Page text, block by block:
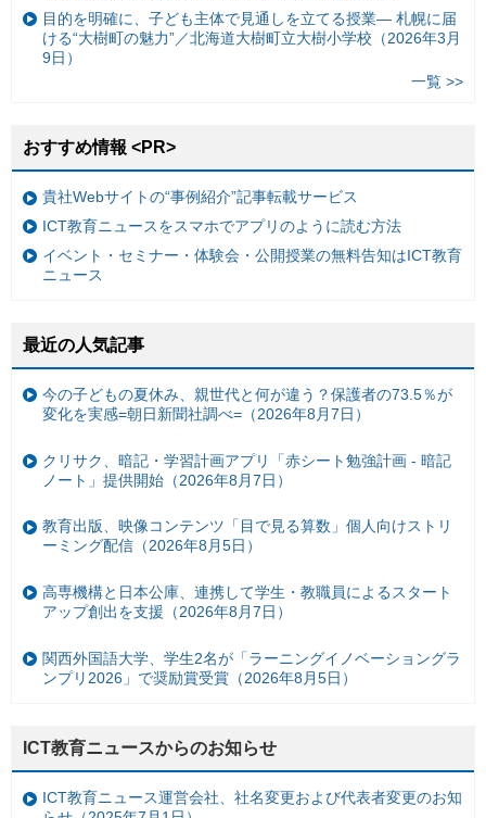
目的を明確に、子ども主体で見通しを立てる授業— 札幌に届
ける“大樹町の魅力”／北海道大樹町立大樹小学校（2026年3月
9日）
一覧 >>
おすすめ情報 <PR>
貴社Webサイトの“事例紹介”記事転載サービス
ICT教育ニュースをスマホでアプリのように読む方法
イベント・セミナー・体験会・公開授業の無料告知はICT教育
ニュース
最近の人気記事
今の子どもの夏休み、親世代と何が違う？保護者の73.5％が
変化を実感=朝日新聞社調べ=（2026年8月7日）
クリサク、暗記・学習計画アプリ「赤シート勉強計画 - 暗記
ノート」提供開始（2026年8月7日）
教育出版、映像コンテンツ「目で見る算数」個人向けストリ
ーミング配信（2026年8月5日）
高専機構と日本公庫、連携して学生・教職員によるスタート
アップ創出を支援（2026年8月7日）
関西外国語大学、学生2名が「ラーニングイノベーショングラ
ンプリ2026」で奨励賞受賞（2026年8月5日）
ICT教育ニュースからのお知らせ
ICT教育ニュース運営会社、社名変更および代表者変更のお知